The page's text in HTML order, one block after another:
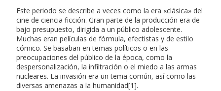
Este periodo se describe a veces como la era «clásica» del
cine de ciencia ficción. Gran parte de la producción era de
bajo presupuesto, dirigida a un público adolescente.
Muchas eran películas de fórmula, efectistas y de estilo
cómico. Se basaban en temas políticos o en las
preocupaciones del público de la época, como la
despersonalización, la infiltración o el miedo a las armas
nucleares. La invasión era un tema común, así como las
diversas amenazas a la humanidad[1].